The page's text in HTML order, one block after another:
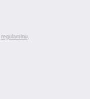
regulaminu.